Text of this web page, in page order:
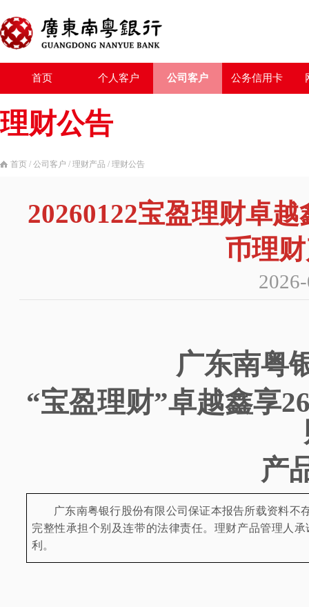
首页 个人客户 公司客户 公务信用卡
理财公告
首页 / 公司客户 / 理财产品 / 理财公告
20260122宝盈理财卓
币理
广东南粤
“宝盈理财”卓越鑫享
产
广东南粤银行股份有限公司保证本报告所载资料
完整性承担个别及连带的法律责任。理财产品管理人
利。